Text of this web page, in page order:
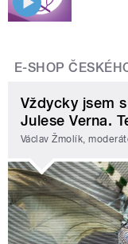
E-SHOP
Vždycky jsem
Julese Verna.
Václav Žmolík,